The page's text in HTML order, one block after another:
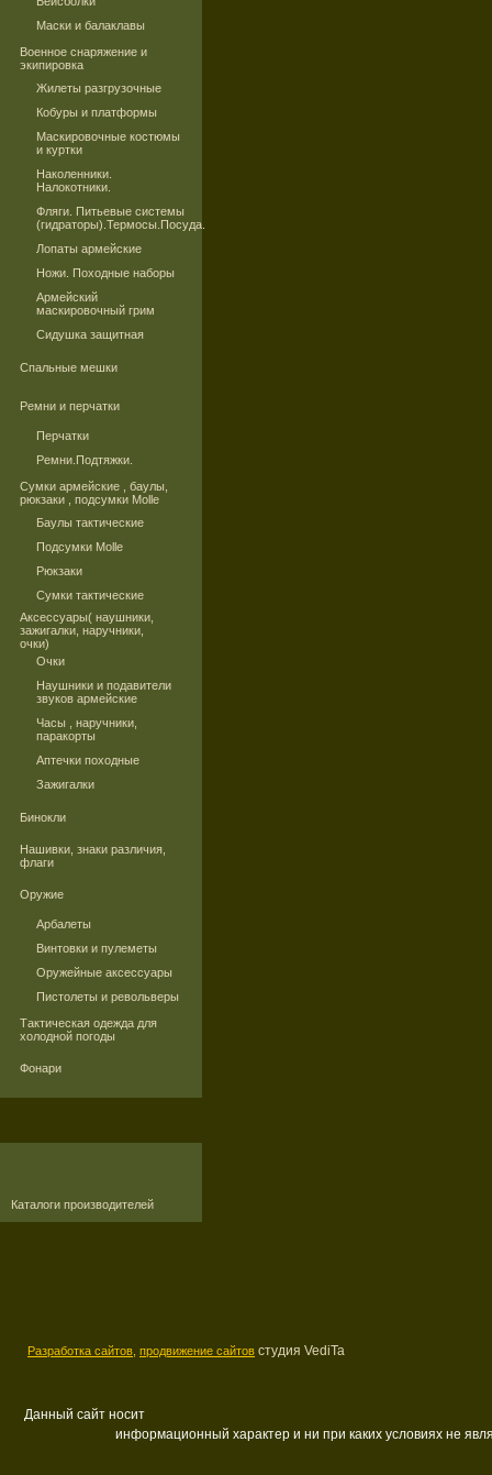
Маски и балаклавы
Военное снаряжение и
экипировка
Жилеты разгрузочные
Кобуры и платформы
Маскировочные костюмы
и куртки
Наколенники.
Налокотники.
Фляги. Питьевые системы
(гидраторы).Термосы.Посуда.
Лопаты армейские
Ножи. Походные наборы
Армейский
маскировочный грим
Сидушка защитная
Спальные мешки
Ремни и перчатки
Перчатки
Ремни.Подтяжки.
Сумки армейские , баулы,
рюкзаки , подсумки Molle
Баулы тактические
Подсумки Molle
Рюкзаки
Сумки тактические
Аксессуары( наушники,
зажигалки, наручники,
очки)
Очки
Наушники и подавители
звуков армейские
Часы , наручники,
паракорты
Аптечки походные
Зажигалки
Бинокли
Нашивки, знаки различия,
флаги
Оружие
Арбалеты
Винтовки и пулеметы
Оружейные аксессуары
Пистолеты и револьверы
Тактическая одежда для
холодной погоды
Фонари
Каталоги производителей
Разработка сайтов, продвижение сайтов студия VediTa
Данный сайт носит
информационный характер и ни при каких условиях не